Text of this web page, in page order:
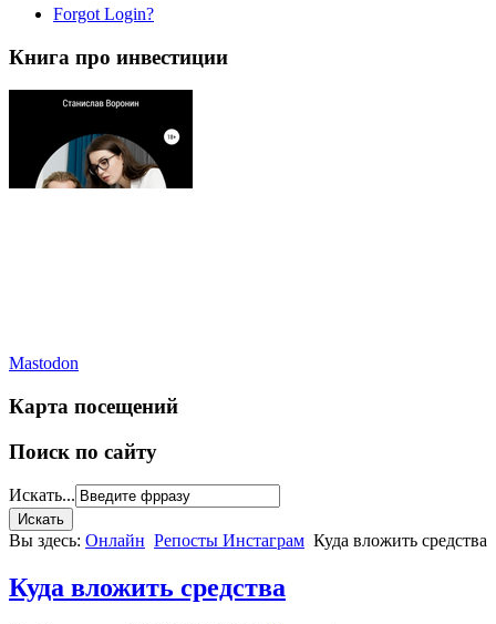
Forgot Login?
Книга про инвестиции
Mastodon
Карта посещений
Поиск по сайту
Искать...
Вы здесь: Онлайн Репосты Инстаграм Куда вложить средства
Куда вложить средства